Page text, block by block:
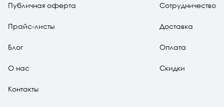
Публичная оферта
Прайс-листы
Блог
О нас
Контакты
Сотрудничество
Доставка
Оплата
Скидки